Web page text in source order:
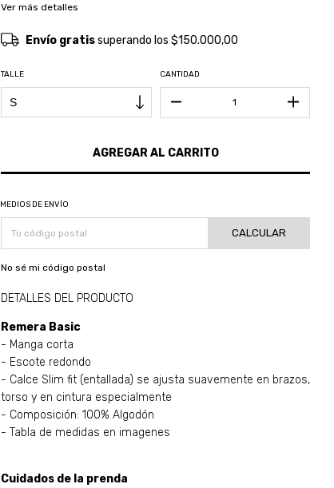
Ver más detalles
Envío gratissuperando los$150.000,00
TALLE CANTIDAD
MEDIOS DE ENVÍO
CALCULAR
No sé mi código postal
DETALLES DEL PRODUCTO
Remera Basic
- Manga corta
- Escote redondo
- Calce Slim fit (entallada) se ajusta suavemente en brazos,
torso y en cintura especialmente
- Composición: 100% Algodón
- Tabla de medidas en imagenes
Cuidados de la prenda